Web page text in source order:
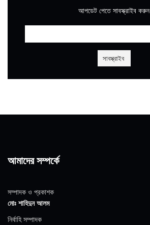
আপডেট পেতে সাবস্ক্রাইব করুন
আমাদের সম্পর্কে
সম্পাদক ও প্রকাশক
মোঃ শাহিদুন আলম
নির্বাহি সম্পাদক